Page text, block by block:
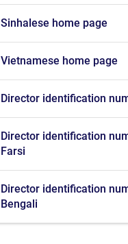
Sinhalese home page
Vietnamese home page
Director identification
Director identification
Farsi
Director identification
Bengali